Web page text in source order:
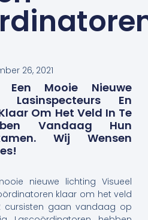
26, 2021
Een Mooie Nieuwe
Lasinspecteurs En
Om Het Veld In Te
Vandaag Hun
Wij Wensen
nieuwe lichting Visueel
klaar om het veld
cursisten gaan vandaag op